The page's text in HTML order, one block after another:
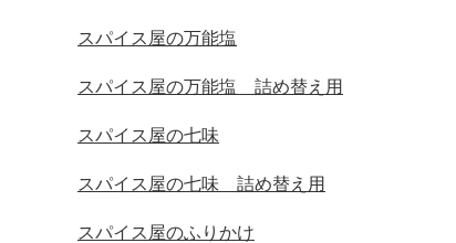
スパイス屋の万能塩
スパイス屋の万能塩 詰め替え用
スパイス屋の七味
スパイス屋の七味 詰め替え用
スパイス屋のふりかけ